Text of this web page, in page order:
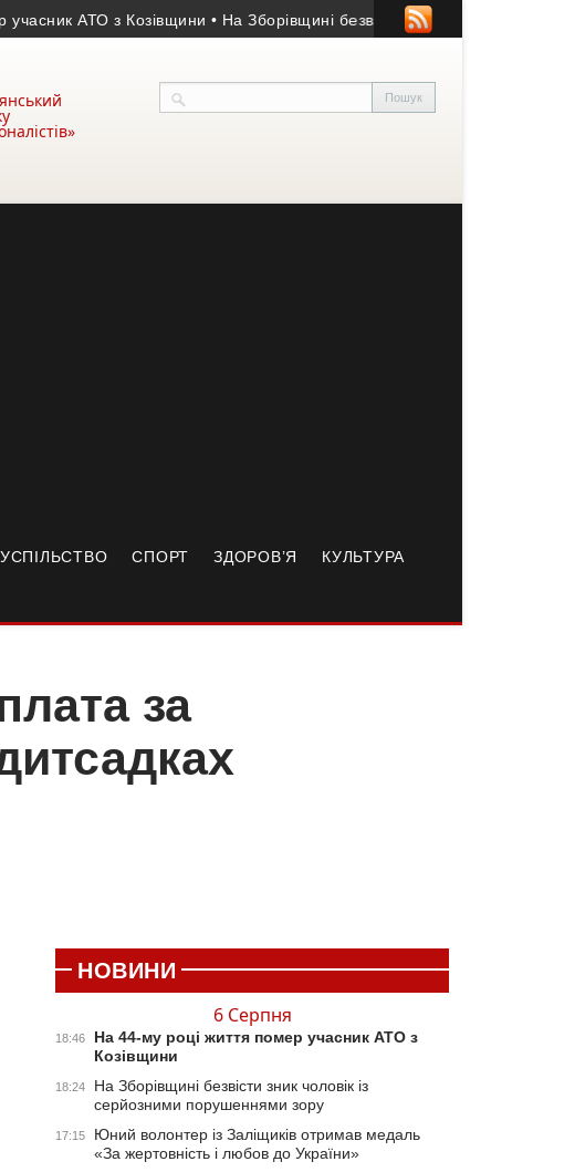
АТО з Козівщини • На Зборівщині безвісти зник чоловік із
СПОРТ ЗДОРОВ’Я КУЛЬТУРА
за
НОВИНИ
6 Серпня
18:46
На 44-му році життя помер учасник АТО з
Козівщини
18:24
На Зборівщині безвісти зник чоловік із
серйозними порушеннями зору
17:15
Юний волонтер із Заліщиків отримав медаль
«За жертовність і любов до України»